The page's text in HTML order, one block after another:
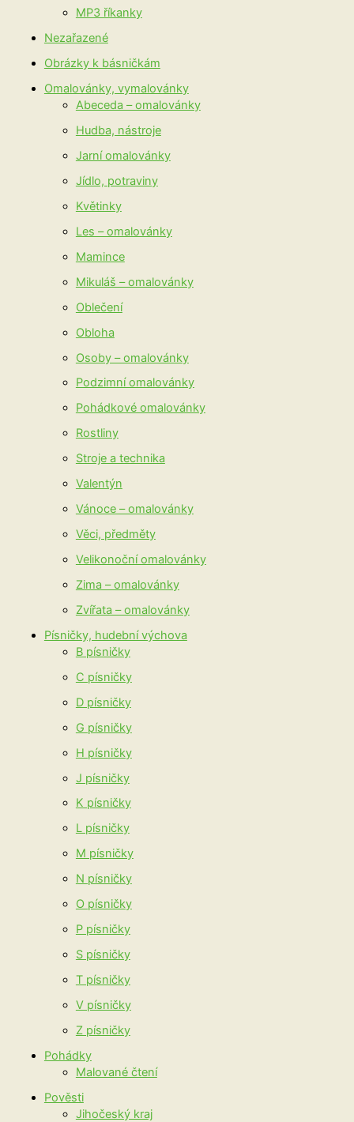
MP3 říkanky
Nezařazené
Obrázky k básničkám
Omalovánky, vymalovánky
Abeceda – omalovánky
Hudba, nástroje
Jarní omalovánky
Jídlo, potraviny
Květinky
Les – omalovánky
Mamince
Mikuláš – omalovánky
Oblečení
Obloha
Osoby – omalovánky
Podzimní omalovánky
Pohádkové omalovánky
Rostliny
Stroje a technika
Valentýn
Vánoce – omalovánky
Věci, předměty
Velikonoční omalovánky
Zima – omalovánky
Zvířata – omalovánky
Písničky, hudební výchova
B písničky
C písničky
D písničky
G písničky
H písničky
J písničky
K písničky
L písničky
M písničky
N písničky
O písničky
P písničky
S písničky
T písničky
V písničky
Z písničky
Pohádky
Malované čtení
Pověsti
Jihočeský kraj